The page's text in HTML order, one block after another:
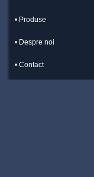
• Produse
• Despre noi
• Contact